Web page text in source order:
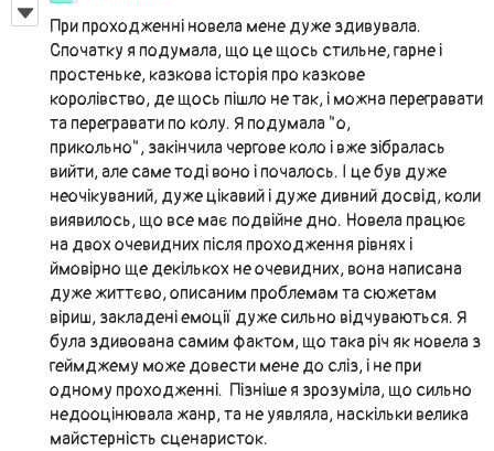
При проходженні новела мене дуже здивувала.
Спочатку я подумала, що це щось стильне, гарне і
простеньке, казкова історія про казкове
королівство, де щось пішло не так, і можна перегравати
та перегравати по колу. Я подумала "о,
прикольно", закінчила чергове коло і вже зібралась
вийти, але саме тоді воно і почалось. І це був дуже
неочікуваний, дуже цікавий і дуже дивний досвід, коли
виявилось, що все має подвійне дно. Новела працює
на двох очевидних після проходження рівнях і
ймовірно ще декількох не очевидних, вона написана
дуже життєво, описаним проблемам та сюжетам
віриш, закладені емоції дуже сильно відчуваються. Я
була здивована самим фактом, що така річ як новела з
геймджему може довести мене до сліз, і не при
одному проходженні. Пізніше я зрозуміла, що сильно
недооцінювала жанр, та не уявляла, наскільки велика
майстерність сценаристок.